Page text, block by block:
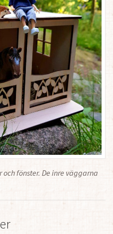
fönster. De inre väggarna